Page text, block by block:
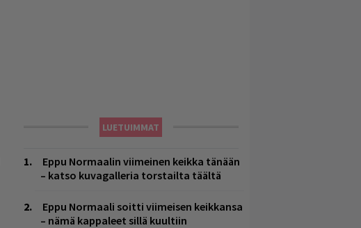
LUETUIMMAT
Eppu Normaalin viimeinen keikka tänään
– katso kuvagalleria torstailta täältä
Eppu Normaali soitti viimeisen keikkansa
– nämä kappaleet sillä kuultiin